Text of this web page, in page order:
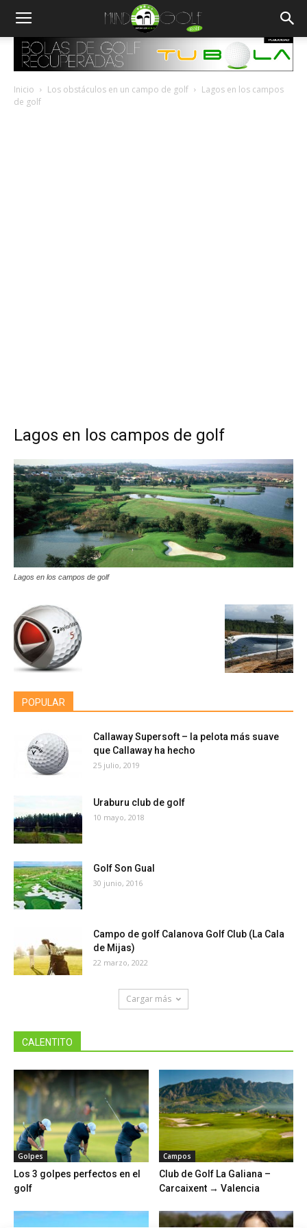
Inicio Los obstáculos en un campo de golf
Lagos en los campos
de golf
Lagos en los campos de golf
Lagos en los campos de golf
POPULAR
Callaway Supersoft – la pelota más suave
que Callaway ha hecho
25 julio, 2019
Uraburu club de golf
10 mayo, 2018
Golf Son Gual
30 junio, 2016
Campo de golf Calanova Golf Club (La Cala
de Mijas)
22 marzo, 2022
Cargar más
CALENTITO
Golpes
Los 3 golpes perfectos en el
golf
Campos
Club de Golf La Galiana –
Carcaixent → Valencia